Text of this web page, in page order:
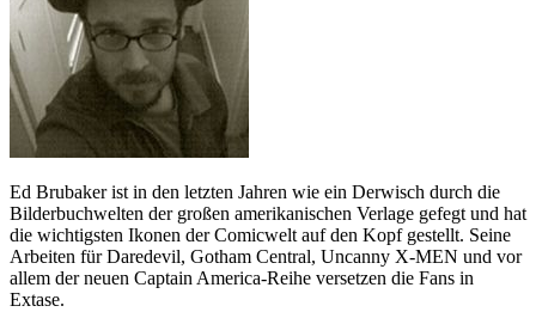
Ed Brubaker ist in den letzten Jahren wie ein Derwisch durch die
Bilderbuchwelten der großen amerikanischen Verlage gefegt und hat
die wichtigsten Ikonen der Comicwelt auf den Kopf gestellt. Seine
Arbeiten für Daredevil, Gotham Central, Uncanny X-MEN und vor
allem der neuen Captain America-Reihe versetzen die Fans in
Extase.